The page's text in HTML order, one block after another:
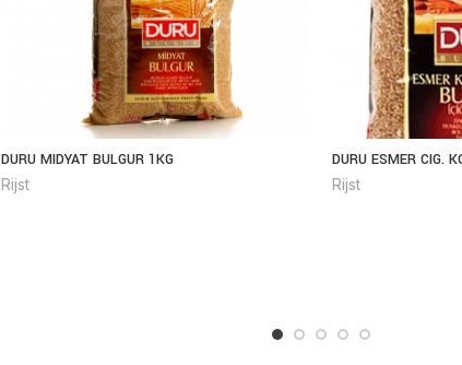
DURU MIDYAT BULGUR 1KG
Rijst
DURU ESMER CIG.
Rijst